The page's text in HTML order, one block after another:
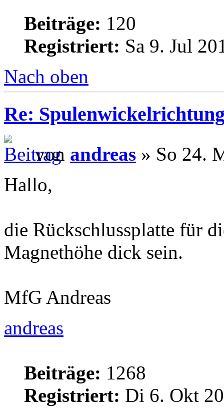
Beiträge: 120
Registriert: Sa 9. Jul
Nach oben
Re:
von andreas » So 24.
Hallo,
die Rückschlussplatte für
Magnethöhe dick sein.
MfG Andreas
andreas
Beiträge: 1268
Registriert: Di 6. Okt